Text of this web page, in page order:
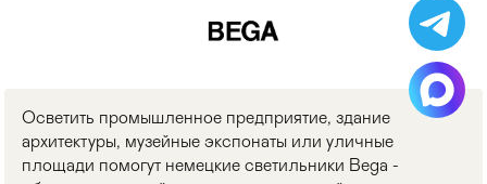
Осветить промышленное предприятие, здание
архитектуры, музейные экспонаты или уличные
площади помогут немецкие светильники Bega -